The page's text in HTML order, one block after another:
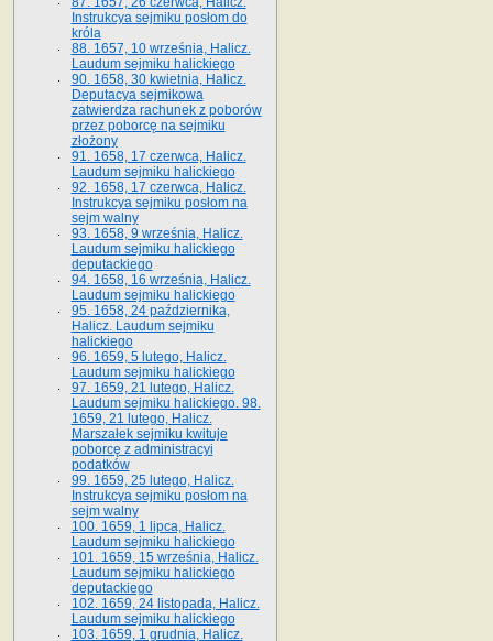
Instrukcya sejmiku posłom do
króla
88. 1657, 10 września, Halicz.
Laudum sejmiku halickiego
90. 1658, 30 kwietnia, Halicz.
Deputacya sejmikowa
zatwierdza rachunek z poborów
przez poborcę na sejmiku
złożony
91. 1658, 17 czerwca, Halicz.
Laudum sejmiku halickiego
92. 1658, 17 czerwca, Halicz.
Instrukcya sejmiku posłom na
sejm walny
93. 1658, 9 września, Halicz.
Laudum sejmiku halickiego
deputackiego
94. 1658, 16 września, Halicz.
Laudum sejmiku halickiego
95. 1658, 24 października,
Halicz. Laudum sejmiku
halickiego
96. 1659, 5 lutego, Halicz.
Laudum sejmiku halickiego
97. 1659, 21 lutego, Halicz.
Laudum sejmiku halickiego. 98.
1659, 21 lutego, Halicz.
Marszałek sejmiku kwituje
poborcę z administracyi
podatków
99. 1659, 25 lutego, Halicz.
Instrukcya sejmiku posłom na
sejm walny
100. 1659, 1 lipca, Halicz.
Laudum sejmiku halickiego
101. 1659, 15 września, Halicz.
Laudum sejmiku halickiego
deputackiego
102. 1659, 24 listopada, Halicz.
Laudum sejmiku halickiego
103. 1659, 1 grudnia, Halicz.